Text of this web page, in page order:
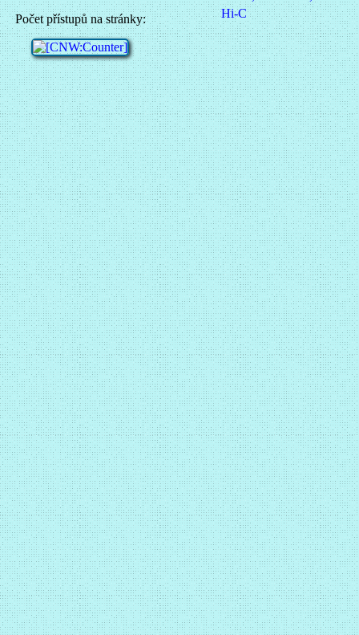
Počet přístupů na stránky:
Hi-C